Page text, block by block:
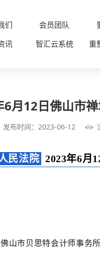
们 会员团队
讯
智汇云系统 重
6月12日佛山市
发布时间：2023-06-12
民法院 2023年6月
山市贝思特会计师事